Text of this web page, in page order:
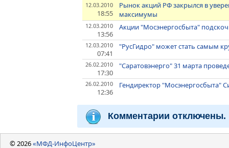
12.03.2010
18:55
Рынок акций РФ закрылся в
максимумы
12.03.2010
13:56
Акции "Мосэнергосбыта"
12.03.2010
07:41
"РусГидро" может стать самым
26.02.2010
17:30
"Саратовэнерго" 31 марта
26.02.2010
12:36
Гендиректор "Мосэнергосбыта"
Комментарии отключены.
© 2026«МФД-ИнфоЦентр»